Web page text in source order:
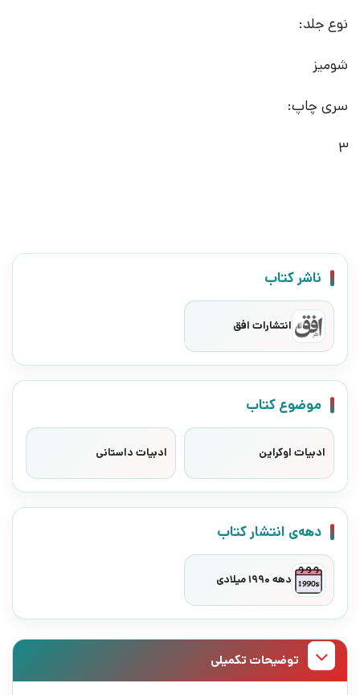
نوع جلد:
شومیز
سری چاپ:
3
ناشر کتاب
انتشارات افق
موضوع کتاب
ادبیات اوکراین ادبیات داستانی
دهه‌ی انتشار کتاب
دهه 1990 میلادی
توضیحات تکمیلی